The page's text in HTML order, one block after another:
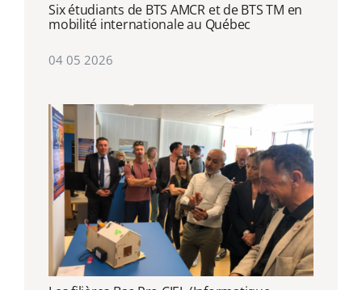
Six étudiants de BTS AMCR et de BTS TM en
mobilité internationale au Québec
04 05 2026